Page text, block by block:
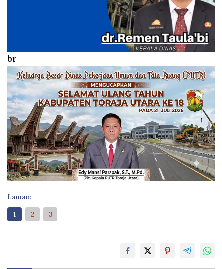
br
Laman:
1
2 3